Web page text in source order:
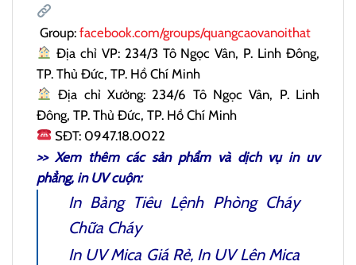
Group: facebook.com/groups/quangcaovanoithat
Địa chỉ VP: 234/3 Tô Ngọc Vân, P. Linh Đông,
TP. Thủ Đức, TP. Hồ Chí Minh
Địa chỉ Xưởng: 234/6 Tô Ngọc Vân, P. Linh
Đông, TP. Thủ Đức, TP. Hồ Chí Minh
SĐT: 0947.18.0022
>> Xem thêm các sản phẩm và dịch vụ in uv
phẳng, in UV cuộn:
In Bảng Tiêu Lệnh Phòng Cháy
Chữa Cháy
In UV Mica Giá Rẻ, In UV Lên Mica